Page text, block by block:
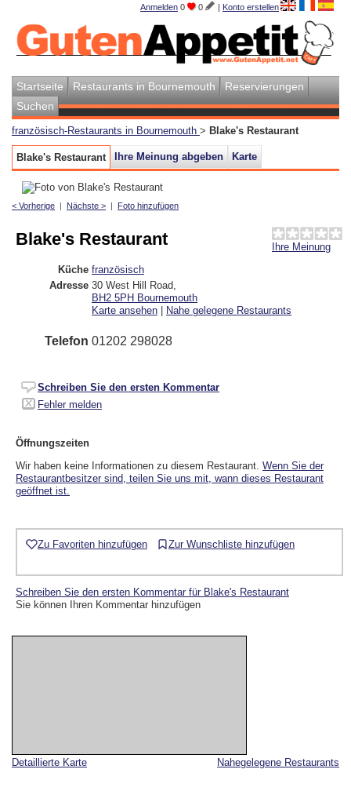
Anmelden 0 0 | Konto erstellen
Startseite Restaurants in Bournemouth
Reservierungen
Suchen
französisch-Restaurants in Bournemouth > Blake's Restaurant
Blake's Restaurant Ihre Meinung abgeben Karte
< Vorherige | Nächste > | Foto hinzufügen
Nahegelegene Restaurants
Detaillierte Karte
Ihre Meinung
Blake's Restaurant
Küche französisch
Adresse 30 West Hill Road
BH2 5PH Bournemouth
Karte ansehen | Nahe gelegene Restaurants
Telefon 01202 298028
Schreiben Sie den ersten Kommentar
Fehler melden
Öffnungszeiten
Wir haben keine Informationen zu diesem Restaurant. Wenn Sie der
Restaurantbesitzer sind, teilen Sie uns mit, wann dieses Restaurant
geöffnet ist.
Zu Favoriten hinzufügen Zur Wunschliste hinzufügen
Schreiben Sie den ersten Kommentar für Blake's Restaurant
Sie können Ihren Kommentar hinzufügen